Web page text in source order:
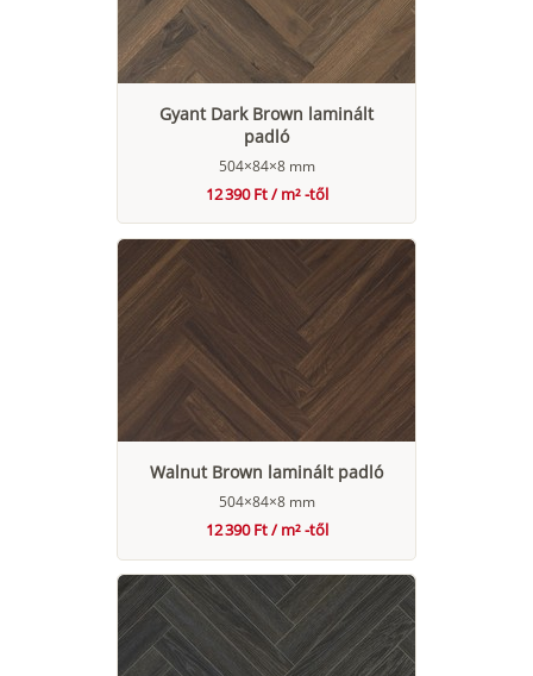
Gyant Dark Brown laminált
padló
504×84×8 mm
12 390 Ft / m² -től
Walnut Brown laminált padló
504×84×8 mm
12 390 Ft / m² -től